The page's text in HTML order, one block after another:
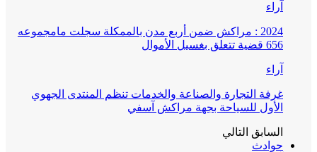
آراء
2024 : مراكش ضمن أربع مدن بالممكلة سجلت مامجموعه
656 قضية تتعلق بغسيل الأموال
آراء
غرفة التجارة والصناعة والخدمات تنظم المنتدى الجهوي
الأول للسياحة بجهة مراكش آسفي
السابق التالي
حوادث